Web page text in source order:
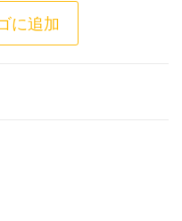
税込：11,000円）個
に追加